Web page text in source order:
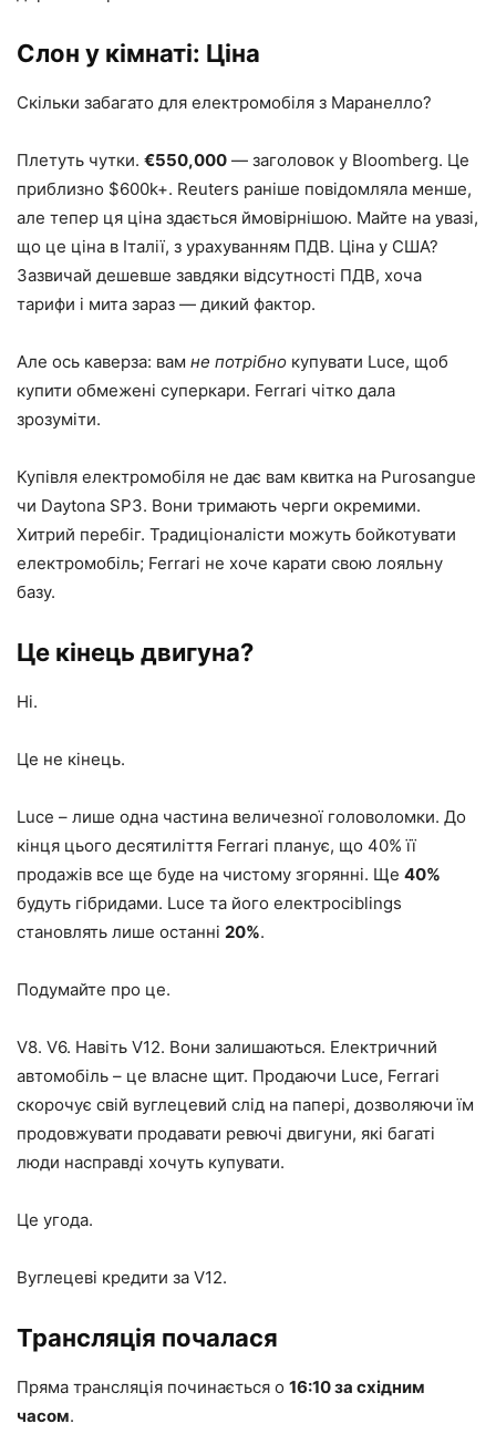
Слон у кімнаті: Ціна
Скільки забагато для електромобіля з Маранелло?
Плетуть чутки. €550,000 — заголовок у Bloomberg. Це
приблизно $600k+. Reuters раніше повідомляла менше,
але тепер ця ціна здається ймовірнішою. Майте на увазі,
що це ціна в Італії, з урахуванням ПДВ. Ціна у США?
Зазвичай дешевше завдяки відсутності ПДВ, хоча
тарифи і мита зараз — дикий фактор.
Але ось каверза: вам не потрібно купувати Luce, щоб
купити обмежені суперкари. Ferrari чітко дала
зрозуміти.
Купівля електромобіля не дає вам квитка на Purosangue
чи Daytona SP3. Вони тримають черги окремими.
Хитрий перебіг. Традиціоналісти можуть бойкотувати
електромобіль; Ferrari не хоче карати свою лояльну
базу.
Це кінець двигуна?
Ні.
Це не кінець.
Luce – лише одна частина величезної головоломки. До
кінця цього десятиліття Ferrari планує, що 40% її
продажів все ще буде на чистому згорянні. Ще 40%
будуть гібридами. Luce та його електросiblings
становлять лише останні 20%.
Подумайте про це.
V8. V6. Навіть V12. Вони залишаються. Електричний
автомобіль – це власне щит. Продаючи Luce, Ferrari
скорочує свій вуглецевий слід на папері, дозволяючи їм
продовжувати продавати ревючі двигуни, які багаті
люди насправді хочуть купувати.
Це угода.
Вуглецеві кредити за V12.
Трансляція почалася
Пряма трансляція починається о 16:10 за східним
часом.